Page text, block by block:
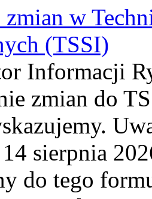
w
(TSSI)
Informacji
zmian do
14 sierpnia
do tego